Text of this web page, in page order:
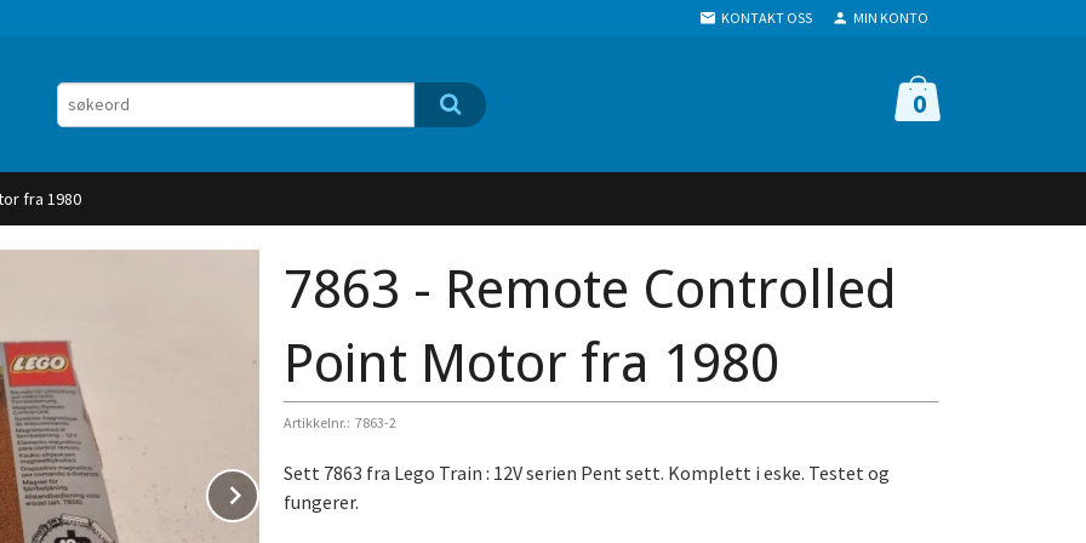
KONTAKT OSS MIN KONTO
0
fra 1980
Next
7863 - Remote Controlled
Point Motor fra 1980
Artikkelnr.: 7863-2
Sett 7863 fra Lego Train : 12V serien Pent sett. Komplett i eske. Testet og
fungerer.